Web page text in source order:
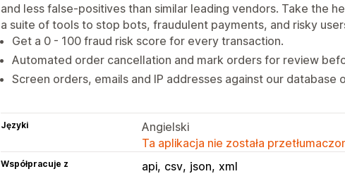
and less false-positives than similar leading vendors. Take the
a suite of tools to stop bots, fraudulent payments, and risky
Get a 0 - 100 fraud risk score for every transaction.
Automated order cancellation and mark orders for review
Screen orders, emails and IP addresses against our database
Języki
Angielski
Ta aplikacja nie została
Współpracuje z api csv json xml